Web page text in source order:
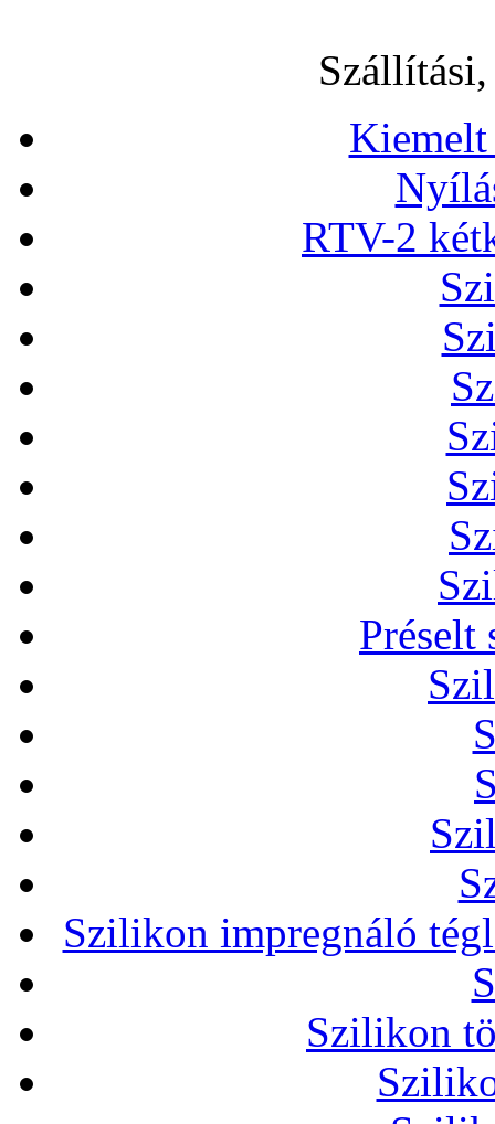
RTV-2
Préselt
Szilikon impregnáló
Szilikon